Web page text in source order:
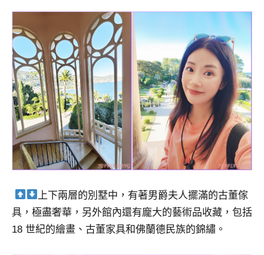
上下兩層的別墅中，有著男爵夫人擺滿的古董傢
具，極盡奢華，另外館內還有龐大的藝術品收藏，包括
18 世紀的繪畫、古董家具和佛蘭德民族的錦繡。